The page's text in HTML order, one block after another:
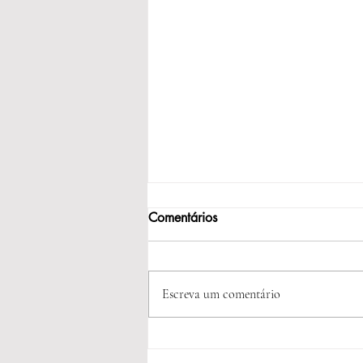
Dia dos Pais!!!
Comentários
Escreva um comentário